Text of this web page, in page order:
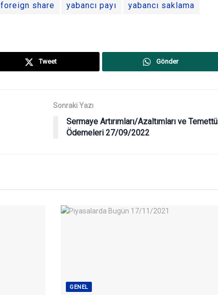
foreign share yabancı payı yabancı saklama
Tweet Gönder
Sonraki Yazı
Sermaye Artırımları/Azaltımları ve Temettü
Ödemeleri 27/09/2022
GENEL